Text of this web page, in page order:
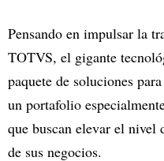
Pensando en impulsar la
TOTVS, el gigante
paquete de soluciones
un portafolio
que buscan elevar el
de sus negocios.